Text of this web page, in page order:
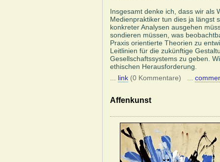
Insgesamt denke ich, dass wir als
Medienpraktiker tun dies ja längst
konkreter Analysen ausgehen
sondieren müssen, was
Praxis orientierte Theorien zu
Leitlinien für die zukünftige
Gesellschaftssystems zu geben.
ethischen Herausforderung.
link (0 Kommentare) ...
Affenkunst